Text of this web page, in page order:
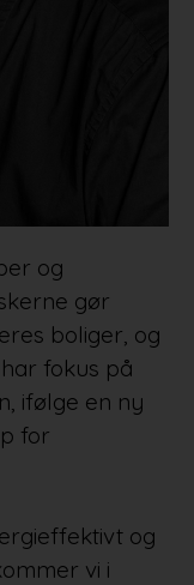
og
gør
boliger, og
fokus på
ifølge en ny
for
og
vi i